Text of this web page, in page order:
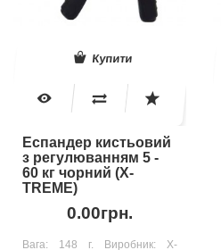
Купити
Еспандер кистьовий
з регулюванням 5 -
60 кг чорний (X-
TREME)
0.00грн.
Вага: 148 г. Виробник: X-